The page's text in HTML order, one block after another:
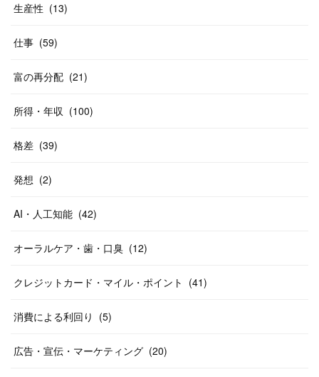
生産性 (13)
仕事 (59)
富の再分配 (21)
所得・年収 (100)
格差 (39)
発想 (2)
AI・人工知能 (42)
オーラルケア・歯・口臭 (12)
クレジットカード・マイル・ポイント (41)
消費による利回り (5)
広告・宣伝・マーケティング (20)